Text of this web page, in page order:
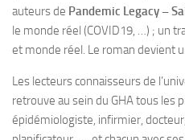
auteurs de Pandemic Legacy –
le monde réel (COVID19, …) ; un
et monde réel. Le roman devient
Les lecteurs connaisseurs de
retrouve au sein du GHA tous les
épidémiologiste, infirmier,